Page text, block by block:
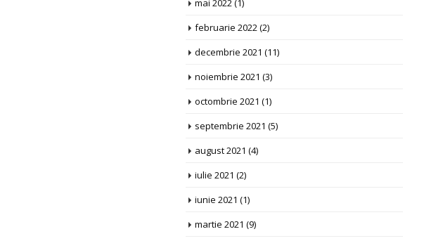
mai 2022(1)
februarie 2022(2)
decembrie 2021 (11)
noiembrie 2021 (3)
octombrie 2021 (1)
septembrie 2021 (5)
august 2021 (4)
iulie 2021 (2)
iunie 2021 (1)
martie 2021 (9)